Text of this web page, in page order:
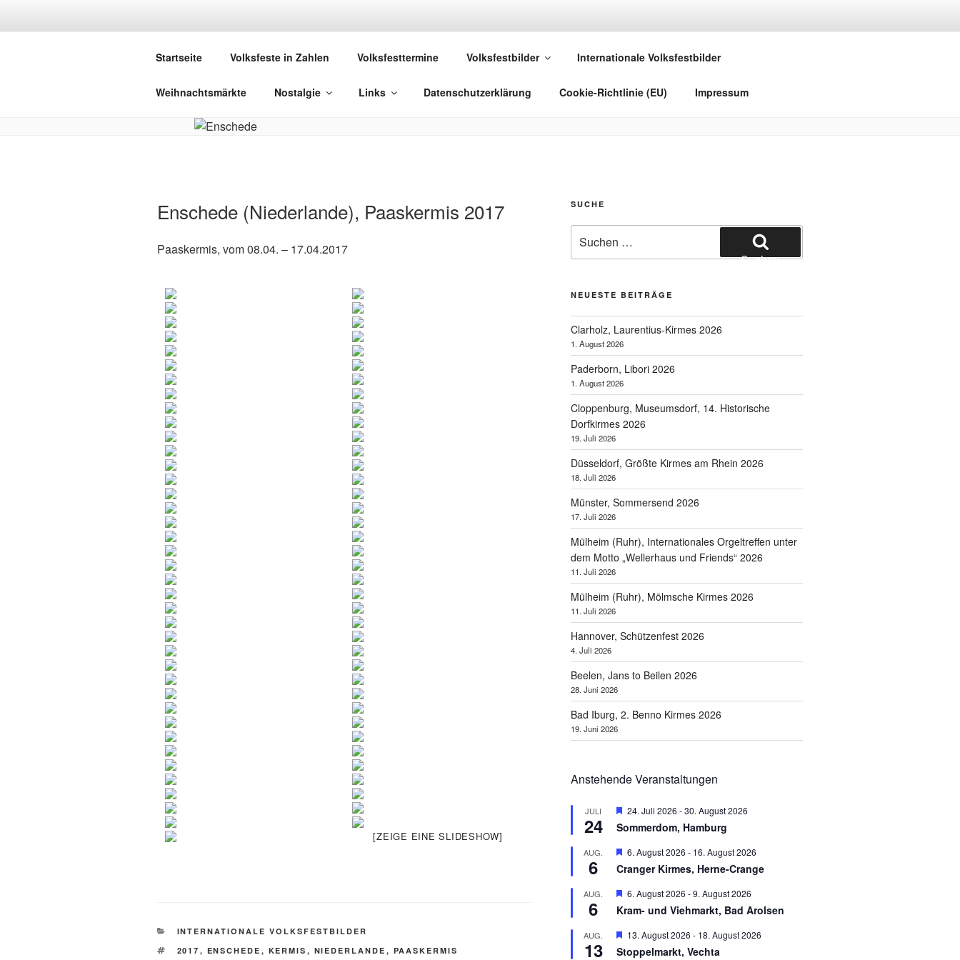
DEUTSCHE VOLKSFESTE
Startseite Volksfeste in Zahlen Volksfesttermine Volksfestbilder Internationale Volksfestbilder
Weihnachtsmärkte Nostalgie Links Datenschutzerklärung Cookie-Richtlinie (EU) Impressum
Enschede (Niederlande), Paaskermis 2017
Paaskermis, vom 08.04. – 17.04.2017
[ZEIGE EINE SLIDESHOW]
KATEGORIEN
INTERNATIONALE VOLKSFESTBILDER
SCHLAGWÖRTER
2017 , ENSCHEDE , KERMIS , NIEDERLANDE , PAASKERMIS
SUCHE
nach:
Suchen
NEUESTE BEITRÄGE
Clarholz, Laurentius-Kirmes 2026
1. August 2026
Paderborn, Libori 2026
1. August 2026
Cloppenburg, Museumsdorf, 14. Historische
Dorfkirmes 2026
19. Juli 2026
Düsseldorf, Größte Kirmes am Rhein 2026
18. Juli 2026
Münster, Sommersend 2026
17. Juli 2026
Mülheim (Ruhr), Internationales Orgeltreffen unter
dem Motto „Wellerhaus und Friends“ 2026
11. Juli 2026
Mülheim (Ruhr), Mölmsche Kirmes 2026
11. Juli 2026
Hannover, Schützenfest 2026
4. Juli 2026
Beelen, Jans to Beilen 2026
28. Juni 2026
Bad Iburg, 2. Benno Kirmes 2026
19. Juni 2026
Anstehende Veranstaltungen
JULI
24
H
r
o
r
e
h
o
e
24. Juli 2026 -30. August 2026
Sommerdom, Hamburg
AUG.
6
H
r
o
r
e
h
o
6. August 2026 - 16. August 2026
Cranger Kirmes, Herne-Crange
AUG.
6
H
r
o
r
6. August 2026 -9. August 2026
Kram- und Viehmarkt, Bad Arolsen
AUG.
13
H
r
13. August 2026 - 18. August 2026
Stoppelmarkt, Vechta